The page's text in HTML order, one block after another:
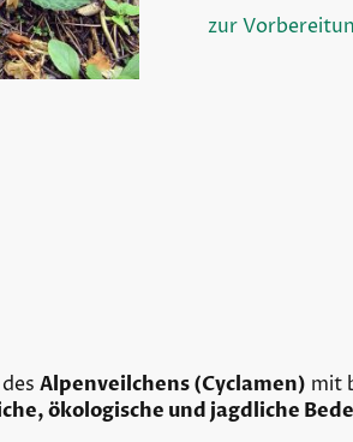
zur
Alpenveilchens (Cyclamen) mit
ökologische und jagdliche